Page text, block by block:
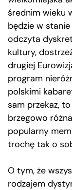
średnim wieku
będzie w
odczyta
kultury,
drugiej
program
polskimi
sam przekaz,
brzegowo
popularny
trochę tak o
O tym, że
rodzajem